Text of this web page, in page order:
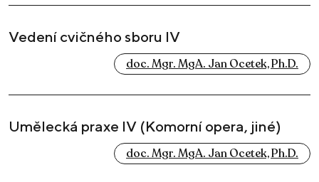
Vedení cvičného sboru IV
doc. Mgr. MgA. Jan Ocetek, Ph.D.
Umělecká praxe IV (Komorní opera, jiné)
doc. Mgr. MgA. Jan Ocetek, Ph.D.